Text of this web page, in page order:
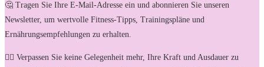
🤔 Tragen Sie Ihre E-Mail-Adresse ein und abonnieren Sie unseren
Newsletter, um wertvolle Fitness-Tipps, Trainingspläne und
Ernährungsempfehlungen zu erhalten.
🏋️‍♀️ Verpassen Sie keine Gelegenheit mehr, Ihre Kraft und Ausdauer zu